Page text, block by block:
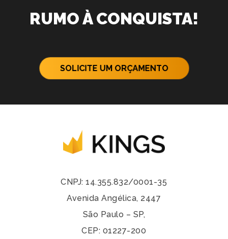
RUMO À CONQUISTA!
SOLICITE UM ORÇAMENTO
CNPJ: 14.355.832/0001-35
Avenida Angélica, 2447
São Paulo – SP,
CEP: 01227-200